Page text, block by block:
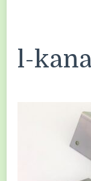
l-